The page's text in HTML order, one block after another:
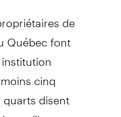
de
Québec font
cinq
disent